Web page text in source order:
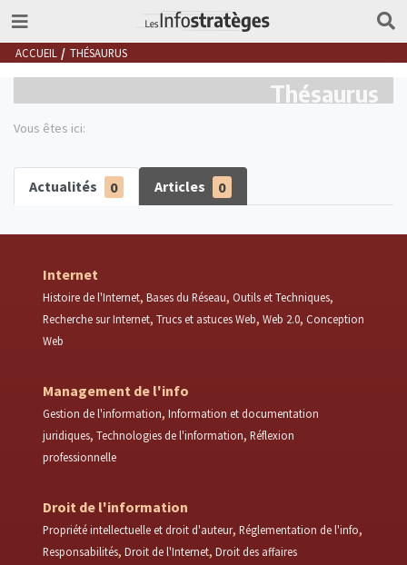
ACCUEIL THÉSAURUS
Thésaurus
Vous êtes ici:
Actualités 0 Articles 0
Internet
Histoire de l'Internet Bases du Réseau Outils et Techniques
Recherche sur Internet Trucs et astuces Web Web 2.0 Conception
Web
Management de l'info
Gestion de l'information Information et documentation
juridiques Technologies de l'information Réflexion
professionnelle
Droit de l'information
Propriété intellectuelle et droit d'auteur Réglementation de l'info
Responsabilités Droit de l'Internet Droit des affaires